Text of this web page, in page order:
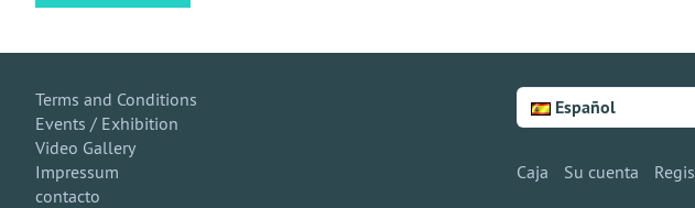
Terms and Conditions
Events / Exhibition
Video Gallery
Impressum
contacto
Español
Caja Su cuenta